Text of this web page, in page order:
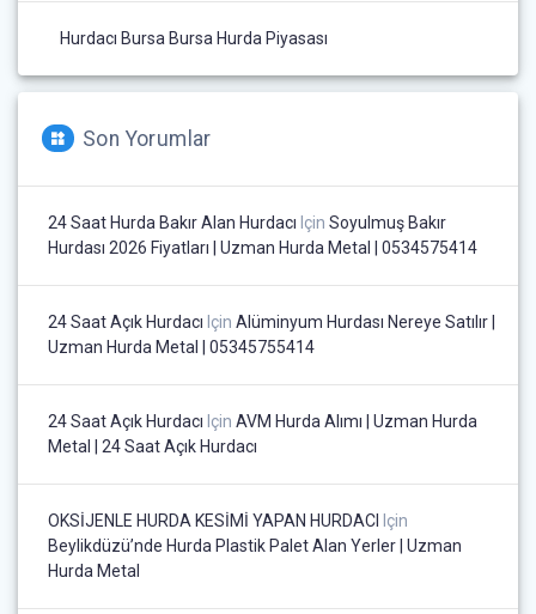
Hurdacı Bursa Bursa Hurda Piyasası
Son Yorumlar
24 Saat Hurda Bakır Alan Hurdacı Için Soyulmuş Bakır
Hurdası 2026 Fiyatları | Uzman Hurda Metal | 0534575414
24 Saat Açık Hurdacı Için Alüminyum Hurdası Nereye Satılır |
Uzman Hurda Metal | 05345755414
24 Saat Açık Hurdacı Için AVM Hurda Alımı | Uzman Hurda
Metal | 24 Saat Açık Hurdacı
OKSİJENLE HURDA KESİMİ YAPAN HURDACI Için
Beylikdüzü’nde Hurda Plastik Palet Alan Yerler | Uzman
Hurda Metal